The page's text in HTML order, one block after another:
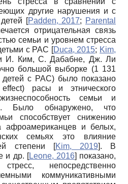
другие нарушения и с
[Padden, 2017; Parental
отрицательная связь
семьи и уровнем стресса
с РАС [Duca, 2015; Kim,
И. Ким, С. Дабабне, Дж. Ли
большой выборке (1 131
детей с РАС) было показано
расы и этнического
семьи и
Было обнаружено, что
способствует снижению
афроамериканцев и белых,
семьях это влияние
степени
[Kim, 2019]. В
и др. [Leone, 2016] показано,
непосредственно
коммуникативными